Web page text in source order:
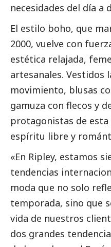
necesidades del día a
El estilo boho, que
2000, vuelve con
estética relajada,
artesanales. Vestidos
movimiento, blusas
gamuza con flecos y
protagonistas de esta
espíritu libre y
«En Ripley, estamos
tendencias
moda que no solo
temporada, sino que
vida de nuestros
dos grandes